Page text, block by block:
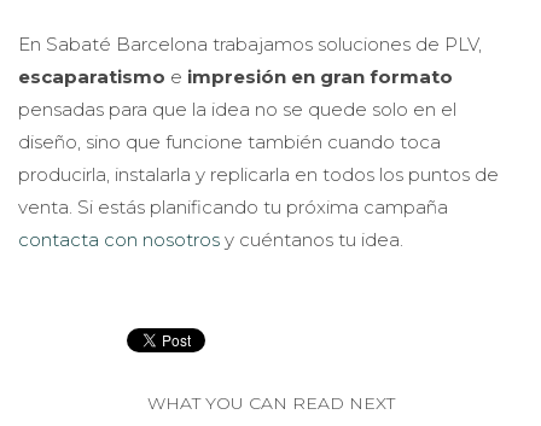
En Sabaté Barcelona trabajamos soluciones de PLV,
escaparatismo e impresión en gran formato
pensadas para que la idea no se quede solo en el
diseño, sino que funcione también cuando toca
producirla, instalarla y replicarla en todos los puntos de
venta. Si estás planificando tu próxima campaña
contacta con nosotros y cuéntanos tu idea.
WHAT YOU CAN READ NEXT